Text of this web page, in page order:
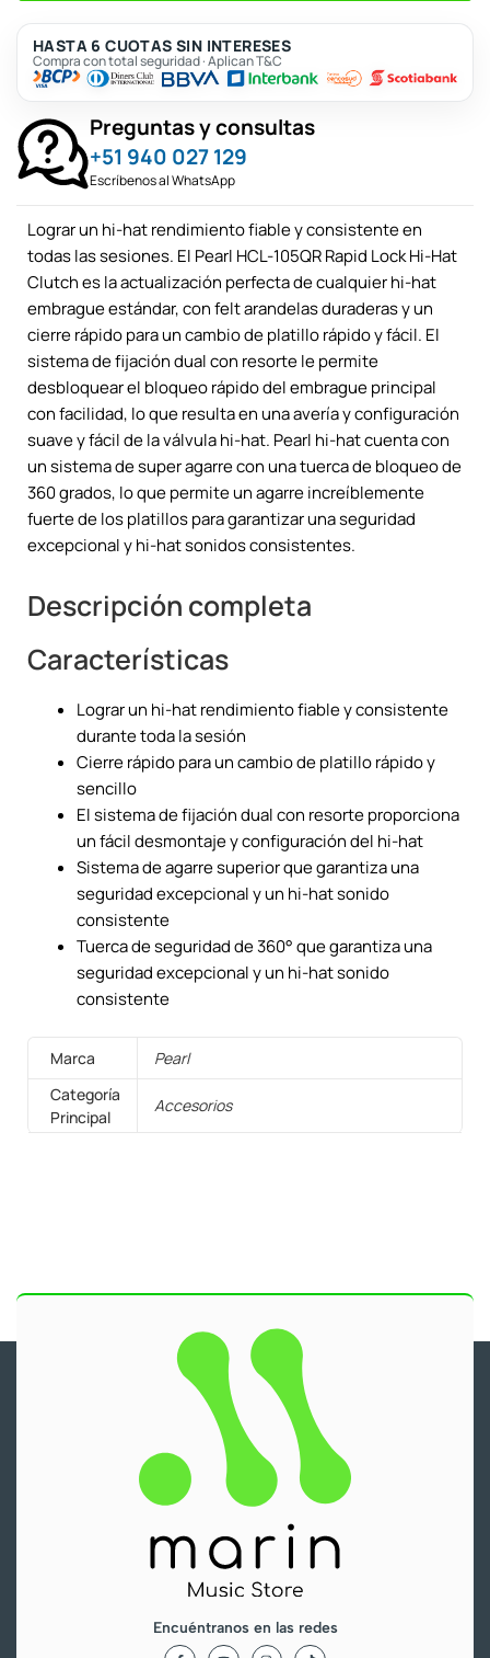
HASTA 6 CUOTAS SIN INTERESES
Compra con total seguridad · Aplican T&C
Preguntas y consultas
+51 940 027 129
Escríbenos al WhatsApp
Lograr un hi-hat rendimiento fiable y consistente en
todas las sesiones. El Pearl HCL-105QR Rapid Lock Hi-Hat
Clutch es la actualización perfecta de cualquier hi-hat
embrague estándar, con felt arandelas duraderas y un
cierre rápido para un cambio de platillo rápido y fácil. El
sistema de fijación dual con resorte le permite
desbloquear el bloqueo rápido del embrague principal
con facilidad, lo que resulta en una avería y configuración
suave y fácil de la válvula hi-hat. Pearl hi-hat cuenta con
un sistema de super agarre con una tuerca de bloqueo de
360 grados, lo que permite un agarre increíblemente
fuerte de los platillos para garantizar una seguridad
excepcional y hi-hat sonidos consistentes.
Descripción completa
Características
Lograr un hi-hat rendimiento fiable y consistente
durante toda la sesión
Cierre rápido para un cambio de platillo rápido y
sencillo
El sistema de fijación dual con resorte proporciona
un fácil desmontaje y configuración del hi-hat
Sistema de agarre superior que garantiza una
seguridad excepcional y un hi-hat sonido
consistente
Tuerca de seguridad de 360° que garantiza una
seguridad excepcional y un hi-hat sonido
consistente
Marca
Pearl
Categoría
Principal
Accesorios
Encuéntranos en las redes
F
Y
I
T